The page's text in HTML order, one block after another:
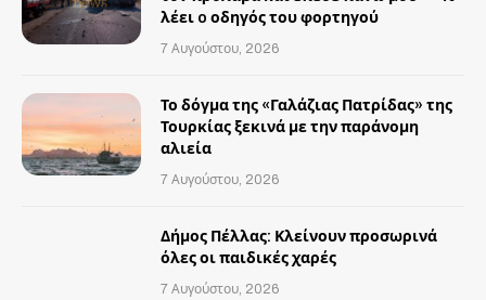
λέει o οδηγός του φορτηγού
7 Αυγούστου, 2026
Το δόγμα της «Γαλάζιας Πατρίδας» της
Τουρκίας ξεκινά με την παράνομη
αλιεία
7 Αυγούστου, 2026
Δήμος Πέλλας: Κλείνουν προσωρινά
όλες οι παιδικές χαρές
7 Αυγούστου, 2026